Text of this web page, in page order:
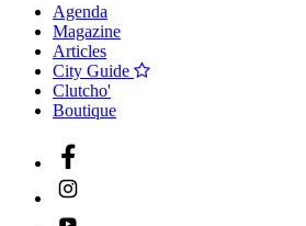
Agenda
Magazine
Articles
City Guide
Clutcho'
Boutique